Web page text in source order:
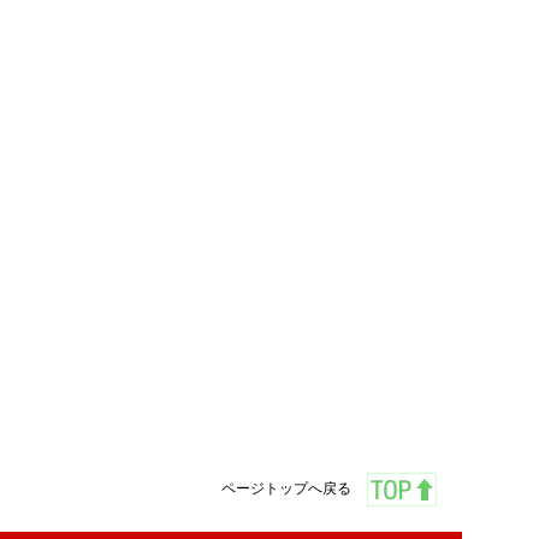
ページトップへ戻る